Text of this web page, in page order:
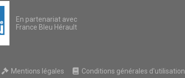
En partenariat avec
France Bleu Hérault
Mentions légales
Conditions générales d'utilisation